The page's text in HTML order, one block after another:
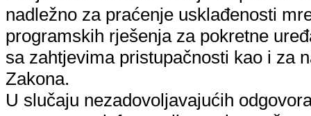
nadležno za praćenje usklađenosti
programskih rješenja za pokretne
sa zahtjevima pristupačnosti kao i za
Zakona.
U slučaju nezadovoljavajućih